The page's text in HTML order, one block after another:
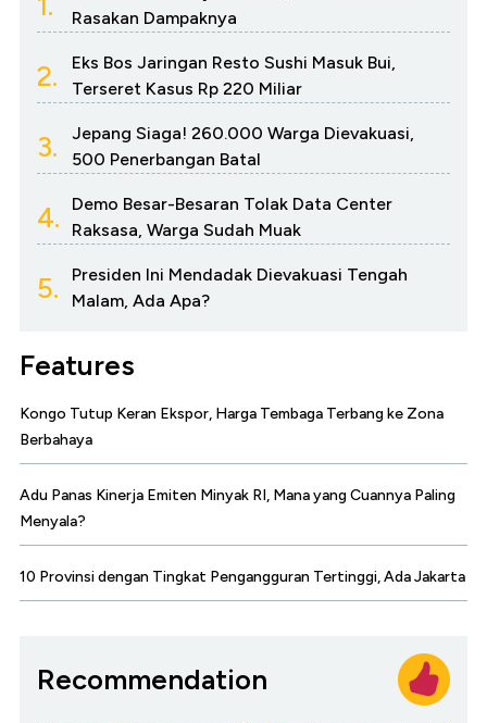
Rasakan Dampaknya
2.
Eks Bos Jaringan Resto Sushi Masuk Bui,
Terseret Kasus Rp 220 Miliar
3.
Jepang Siaga! 260.000 Warga Dievakuasi,
500 Penerbangan Batal
4.
Demo Besar-Besaran Tolak Data Center
Raksasa, Warga Sudah Muak
5.
Presiden Ini Mendadak Dievakuasi Tengah
Malam, Ada Apa?
Features
Kongo Tutup Keran Ekspor, Harga Tembaga Terbang ke Zona
Berbahaya
Adu Panas Kinerja Emiten Minyak RI, Mana yang Cuannya Paling
Menyala?
10 Provinsi dengan Tingkat Pengangguran Tertinggi, Ada Jakarta
Recommendation